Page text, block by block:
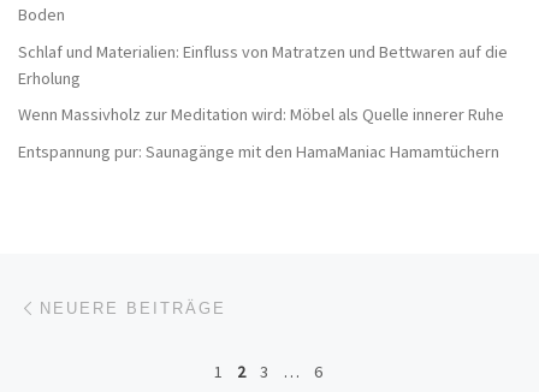
Boden
Schlaf und Materialien: Einfluss von Matratzen und Bettwaren auf die
Erholung
Wenn Massivholz zur Meditation wird: Möbel als Quelle innerer Ruhe
Entspannung pur: Saunagänge mit den HamaManiac Hamamtüchern
Beitrags-Navigation
NEUERE BEITRÄGE
1 2 3 … 6